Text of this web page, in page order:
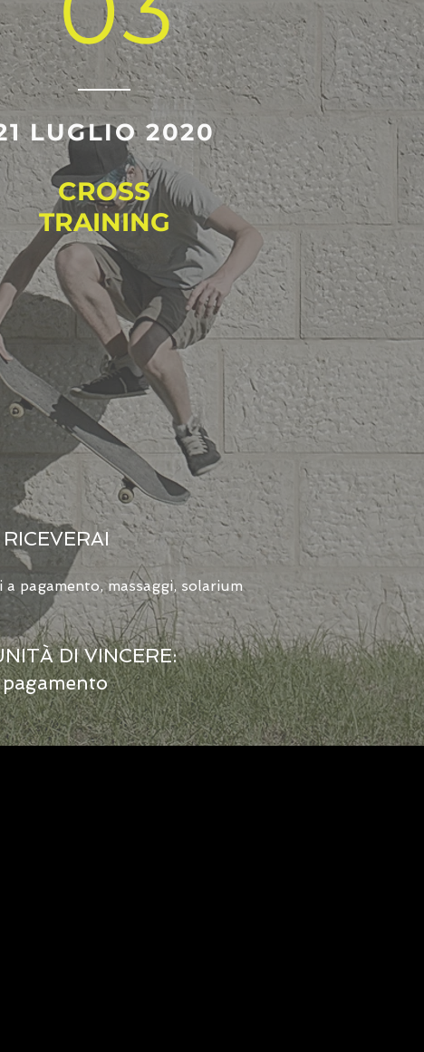
pagamento, massaggi, solarium
DI VINCERE:
LUGLIO 2020
CROSS
TRAINING